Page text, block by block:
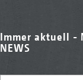
Immer aktuell -
NEWS